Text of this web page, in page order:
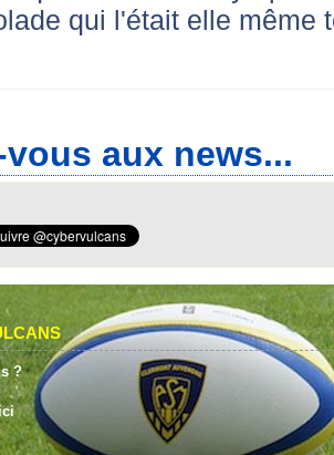
qui l'était elle même
aux news...
?